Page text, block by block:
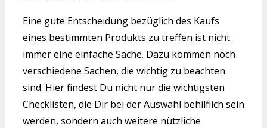
Eine gute Entscheidung bezüglich des Kaufs
eines bestimmten Produkts zu treffen ist nicht
immer eine einfache Sache. Dazu kommen noch
verschiedene Sachen, die wichtig zu beachten
sind. Hier findest Du nicht nur die wichtigsten
Checklisten, die Dir bei der Auswahl behilflich sein
werden, sondern auch weitere nützliche